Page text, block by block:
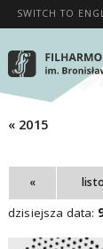
SWITCH TO
« 2015
«
dzisiejsza data: